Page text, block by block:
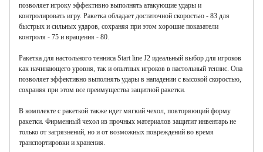
позволяет игроку эффективно выполнять атакующие удары и
контролировать игру. Ракетка обладает достаточной скоростью - 83 для
быстрых и сильных ударов, сохраняя при этом хорошие показатели
контроля - 75 и вращения - 80.
Ракетка для настольного тенниса Start line J2 идеальный выбор для игроков
как начинающего уровня, так и опытных игроков в настольный теннис. Она
позволяет эффективно выполнять удары в нападении c высокой скоростью,
сохраняя при этом все преимущества защитной ракетки.
В комплекте с ракеткой также идет мягкий чехол, повторяющий форму
ракетки. Фирменный чехол из прочных материалов защитит инвентарь не
только от загрязнений, но и от возможных повреждений во время
транспортировки и хранения.